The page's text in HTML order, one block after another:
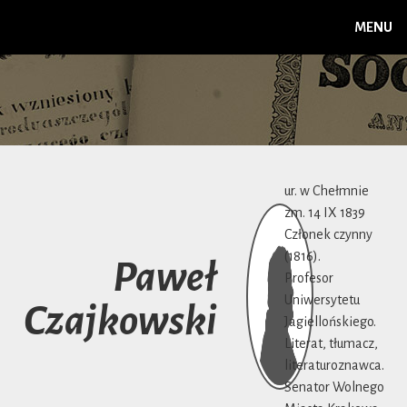
MENU
Paweł
Czajkowski
ur. w Chełmnie
zm. 14 IX 1839
Członek czynny
(1816).
Profesor
Uniwersytetu
Jagiellońskiego.
Literat, tłumacz,
literaturoznawca.
Senator Wolnego